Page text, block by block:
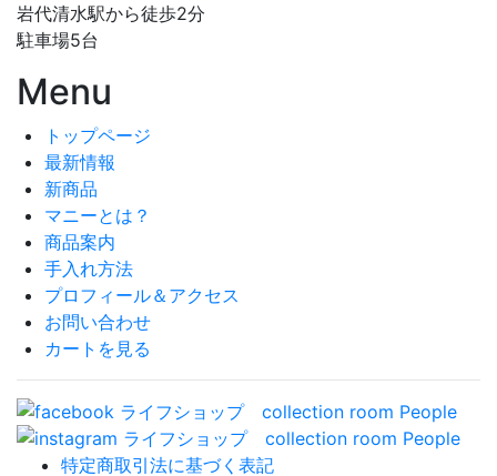
岩代清水駅から徒歩2分
駐車場5台
Menu
トップページ
最新情報
新商品
マニーとは？
商品案内
手入れ方法
プロフィール＆アクセス
お問い合わせ
カートを見る
特定商取引法に基づく表記